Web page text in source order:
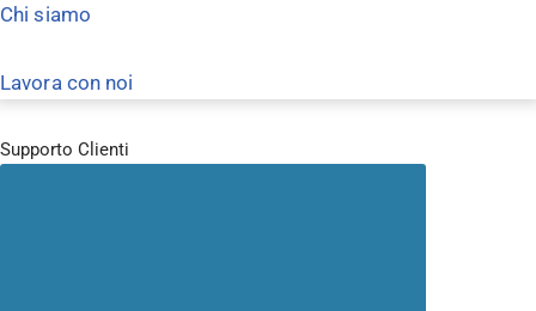
Chi siamo
Lavora con noi
Supporto Clienti